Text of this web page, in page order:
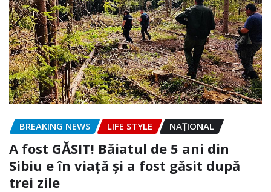
BREAKING NEWS LIFE STYLE NAŢIONAL
A fost GĂSIT! Băiatul de 5 ani din
Sibiu e în viață și a fost găsit după
trei zile